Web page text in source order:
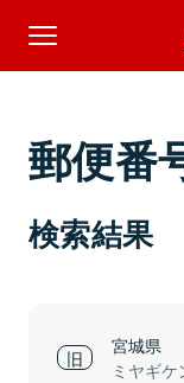
郵便番
検索結果
宮城県
ミヤギケ